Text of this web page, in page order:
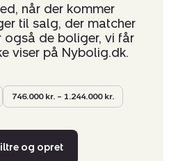
når der kommer
til salg, der matcher
også de boliger, vi får
viser på Nybolig.dk.
746.000 kr. – 1.244.000 kr.
og opret